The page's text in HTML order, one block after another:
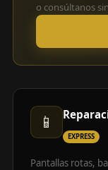
o consúltanos
📱
EXPRESS
Pantallas rotas,